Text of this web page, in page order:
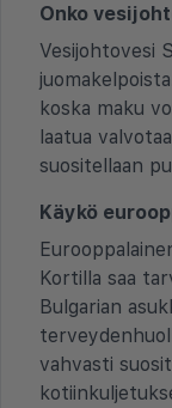
Onko
Vesijohtovesi
koska maku
laatua
suositellaan
Käykö
Kortilla saa
Bulgarian
vahvasti